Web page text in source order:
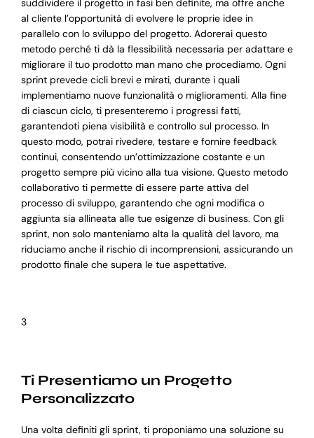
suddividere il progetto in fasi ben definite, ma offre anche
al cliente l’opportunità di evolvere le proprie idee in
parallelo con lo sviluppo del progetto. Adorerai questo
metodo perché ti dà la flessibilità necessaria per adattare e
migliorare il tuo prodotto man mano che procediamo. Ogni
sprint prevede cicli brevi e mirati, durante i quali
implementiamo nuove funzionalità o miglioramenti. Alla fine
di ciascun ciclo, ti presenteremo i progressi fatti,
garantendoti piena visibilità e controllo sul processo. In
questo modo, potrai rivedere, testare e fornire feedback
continui, consentendo un’ottimizzazione costante e un
progetto sempre più vicino alla tua visione. Questo metodo
collaborativo ti permette di essere parte attiva del
processo di sviluppo, garantendo che ogni modifica o
aggiunta sia allineata alle tue esigenze di business. Con gli
sprint, non solo manteniamo alta la qualità del lavoro, ma
riduciamo anche il rischio di incomprensioni, assicurando un
prodotto finale che supera le tue aspettative.
3
Ti Presentiamo un Progetto
Personalizzato
Una volta definiti gli sprint, ti proponiamo una soluzione su